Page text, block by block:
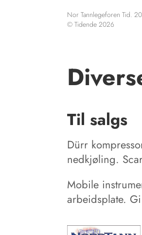
Nor Tannlegeforen Tid.
© Tidende 2026
Til salgs
Dürr
nedkjøling.
Mobile
arbeidsplate.